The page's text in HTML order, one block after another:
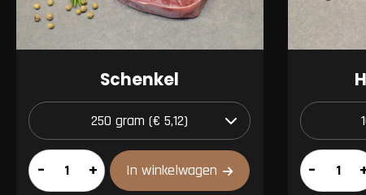
Schenkel
Schenkel
aantal
– + In winkelwagen
aantal
–